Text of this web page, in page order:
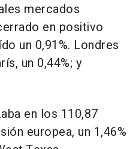
mercados
en positivo
un 0,91%. Londres
un 0,44%; y
en los 110,87
europea, un 1,46%